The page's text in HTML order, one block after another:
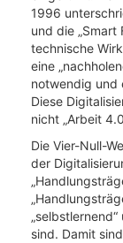
1996
und die „Smart
technische
eine
notwendig und
Diese
nicht „Arbeit
Die Vier-Null-
der
sind. Damit